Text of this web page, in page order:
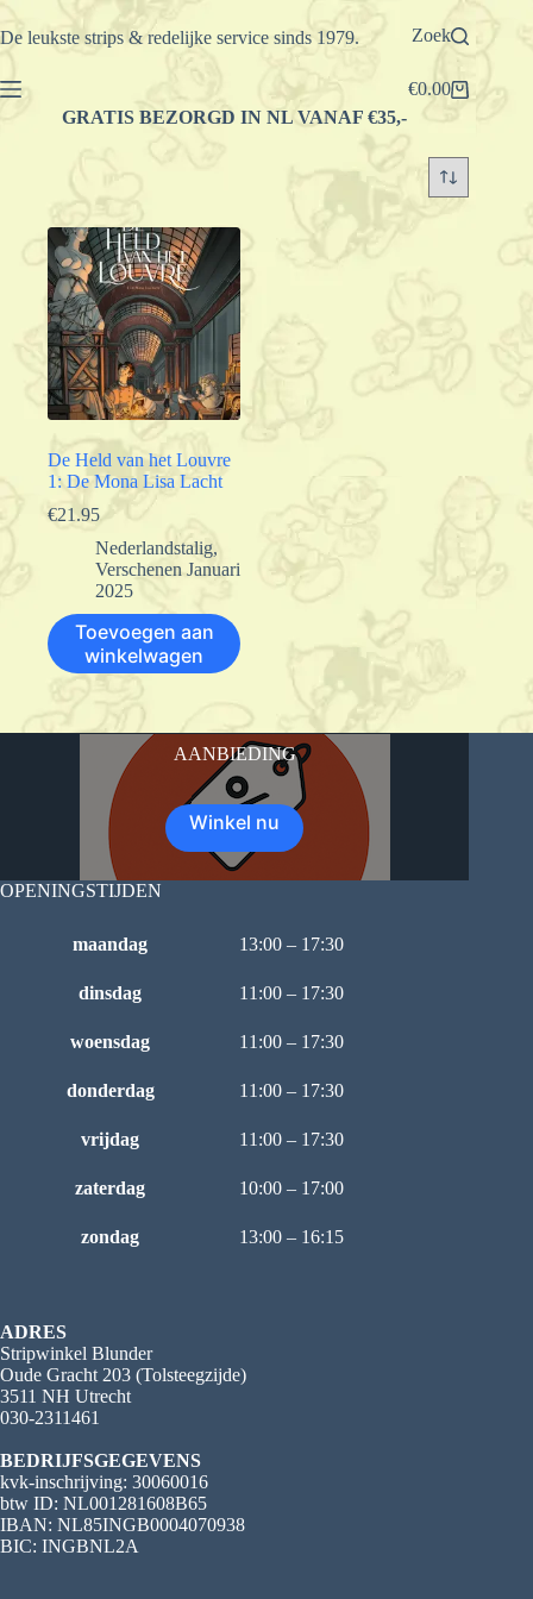
Ga
naar
De leukste strips & redelijke service sinds 1979. Zoek
Winkelwagen
€0.00
GRATIS BEZORGD IN NL VANAF €35,-
De Held van het Louvre
1: De Mona Lisa Lacht
€21.95
Nederlandstalig,
Verschenen Januari
2025
Toevoegen aan
winkelwagen
AANBIEDING
Winkel nu
OPENINGSTIJDEN
maandag 13:00 – 17:30
dinsdag 11:00 – 17:30
woensdag 11:00 – 17:30
donderdag 11:00 – 17:30
vrijdag 11:00 – 17:30
zaterdag 10:00 – 17:00
zondag 13:00 – 16:15
ADRES
Stripwinkel Blunder
Oude Gracht 203 (Tolsteegzijde)
3511 NH Utrecht
030-2311461
BEDRIJFSGEGEVENS
kvk-inschrijving: 30060016
btw ID: NL001281608B65
IBAN: NL85INGB0004070938
BIC: INGBNL2A